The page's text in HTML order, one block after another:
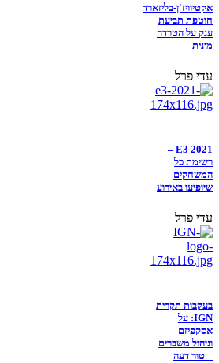
אקטיוויז'ן-בליזארד
חוטפת תביעת
ענק על הטרדה
מינית
עדי פרל
E3 2021 –
רשימת כל
המשחקים
שיופיעו באירוע
עדי פרל
בעקבות תקרית
IGN: על
אסקפיזם
וניהול משברים
– טור דעה